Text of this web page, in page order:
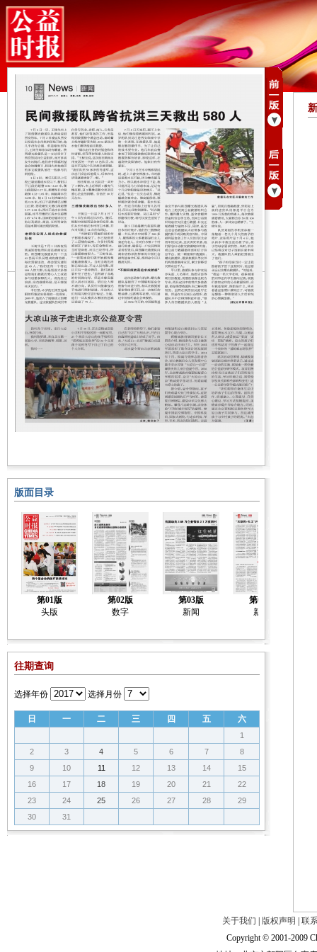
版面目录
第01版
头版
第02版
数字
第03版
新闻
第04版
新闻
往期查询
选择年份 选择月份
日 一 二 三 四 五 六
1
2
3 4 5 6 7
8
9
10 11 12 13 14
15
16
17 18 19 20 21
22
23
24 25 26 27 28
29
30
31
关于我们 版权声明
联
Copyright © 2001-2009